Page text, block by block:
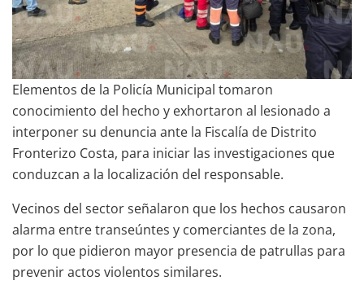
Elementos de la Policía Municipal tomaron
conocimiento del hecho y exhortaron al lesionado a
interponer su denuncia ante la Fiscalía de Distrito
Fronterizo Costa, para iniciar las investigaciones que
conduzcan a la localización del responsable.
Vecinos del sector señalaron que los hechos causaron
alarma entre transeúntes y comerciantes de la zona,
por lo que pidieron mayor presencia de patrullas para
prevenir actos violentos similares.